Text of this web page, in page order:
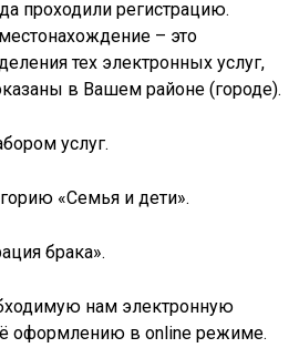
проходили регистрацию.
– это
тех электронных услуг,
в Вашем районе (городе).
услуг.
«Семья и дети».
брака».
нам электронную
оформлению в online режиме.